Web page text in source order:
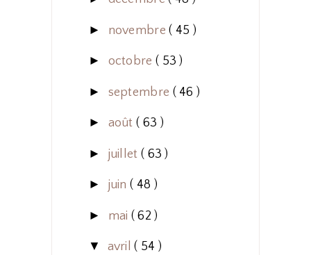
► novembre( 45 )
► octobre ( 53 )
► septembre ( 46 )
► août ( 63 )
► juillet ( 63 )
► juin ( 48 )
► mai ( 62 )
▼ avril( 54 )